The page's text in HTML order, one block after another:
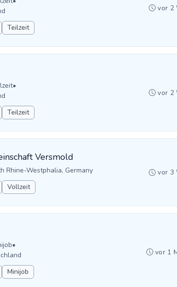
Teilzeit
vor 2
•
Teilzeit
vor 2
Versmold
Rhine-Westphalia, Germany
Vollzeit
vor 3
•
Minijob
vor 1